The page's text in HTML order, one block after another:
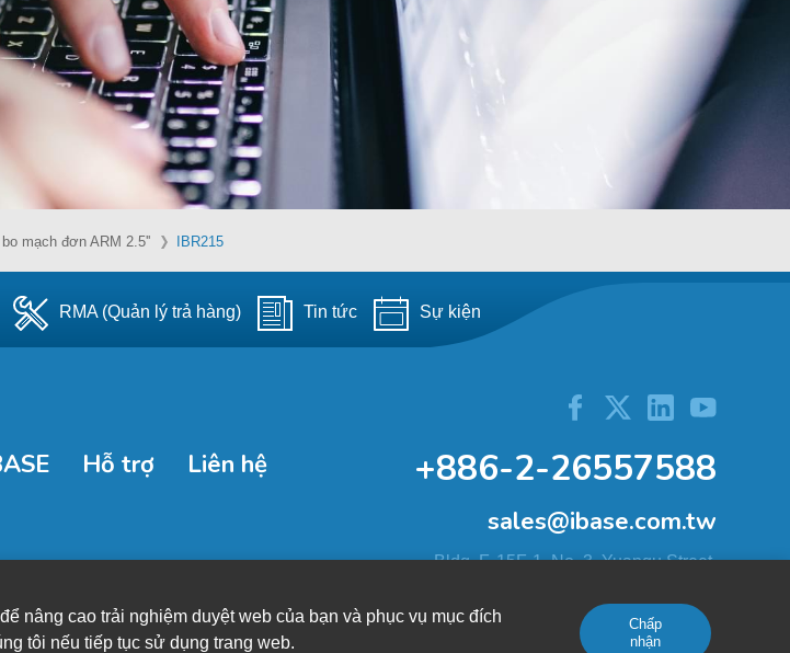
mạch đơn ARM 2.5'' IBR215
RMA (Quản lý trả hàng) Tin tức Sự kiện
Hỗ trợ Liên hệ +886-2-26557588
sales@ibase.com.tw
Bldg. F, 15F-1, No. 3, Yuanqu Street,
nâng cao trải nghiệm duyệt web của bạn và phục vụ mục đích
tôi nếu tiếp tục sử dụng trang web.
Chấp
nhận